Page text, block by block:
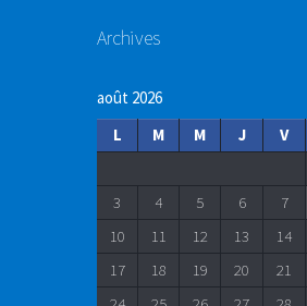
Archives
août 2026
L
M M J V
3
4 5 6 7
10
11 12 13 14
17
18 19 20 21